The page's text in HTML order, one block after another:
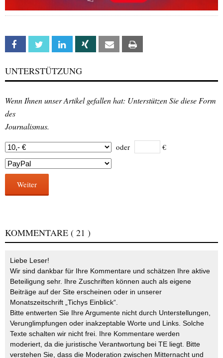
Facebook Twitter Linkedin Xing Email
UNTERSTÜTZUNG
Wenn Ihnen unser Artikel gefallen hat: Unterstützen Sie diese Form
des
Journalismus.
oder €
Weiter
KOMMENTARE ( 21 )
Liebe Leser!
Wir sind dankbar für Ihre Kommentare und schätzen Ihre aktive
Beteiligung sehr. Ihre Zuschriften können auch als eigene
Beiträge auf der Site erscheinen oder in unserer
Monatszeitschrift „Tichys Einblick“.
Bitte entwerten Sie Ihre Argumente nicht durch Unterstellungen,
Verunglimpfungen oder inakzeptable Worte und Links. Solche
Texte schalten wir nicht frei. Ihre Kommentare werden
moderiert, da die juristische Verantwortung bei TE liegt. Bitte
verstehen Sie, dass die Moderation zwischen Mitternacht und